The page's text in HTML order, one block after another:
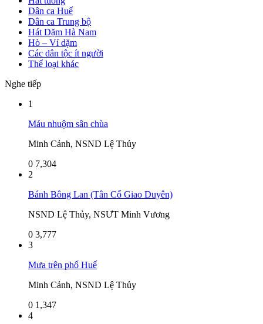
Dân ca Huế
Dân ca Trung bộ
Hát Dặm Hà Nam
Hò – Ví dặm
Các dân tộc ít người
Thể loại khác
Nghe tiếp
1
Máu nhuộm sân chùa
Minh Cảnh, NSND Lệ Thủy
0 7,304
2
Bánh Bông Lan (Tân Cổ Giao Duyên)
NSND Lệ Thủy, NSƯT Minh Vương
0 3,777
3
Mưa trên phố Huế
Minh Cảnh, NSND Lệ Thủy
0 1,347
4